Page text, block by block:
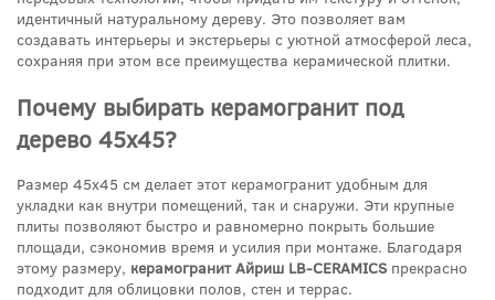
идентичный натуральному дереву. Это позволяет вам
создавать интерьеры и экстерьеры с уютной атмосферой леса,
сохраняя при этом все преимущества керамической плитки.
Почему выбирать керамогранит под
дерево 45x45?
Размер 45x45 см делает этот керамогранит удобным для
укладки как внутри помещений, так и снаружи. Эти крупные
плиты позволяют быстро и равномерно покрыть большие
площади, сэкономив время и усилия при монтаже. Благодаря
этому размеру, керамогранит Айриш LB-CERAMICS прекрасно
подходит для облицовки полов, стен и террас.